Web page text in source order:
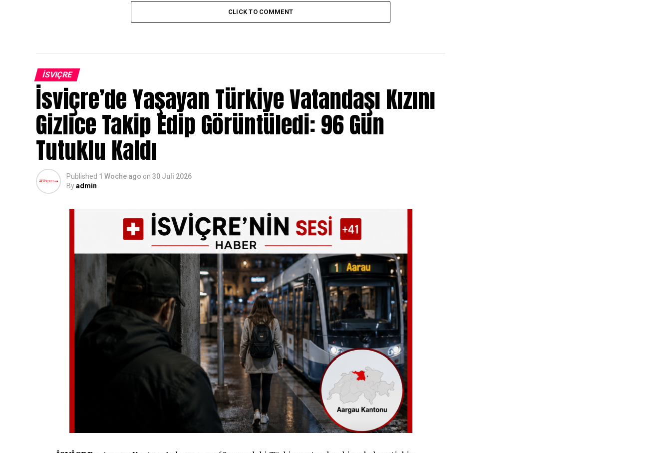
CLICK TO COMMENT
İSVIÇRE
İsviçre’de Yaşayan Türkiye Vatandaşı Kızını
Gizlice Takip Edip Görüntüledi: 96 Gün
Tutuklu Kaldı
Published 1 Woche ago on 30 Juli 2026
Byadmin